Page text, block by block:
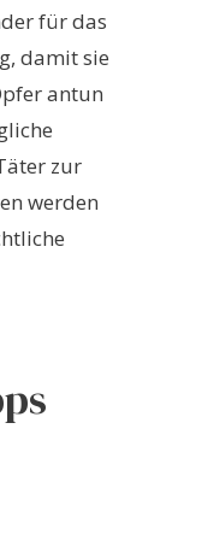
für das
damit sie
antun
zur
werden